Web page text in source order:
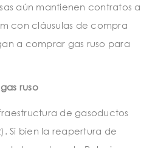
aún mantienen contratos a
con cláusulas de compra
a comprar gas ruso para
ruso
de gasoductos
Si bien la reapertura de